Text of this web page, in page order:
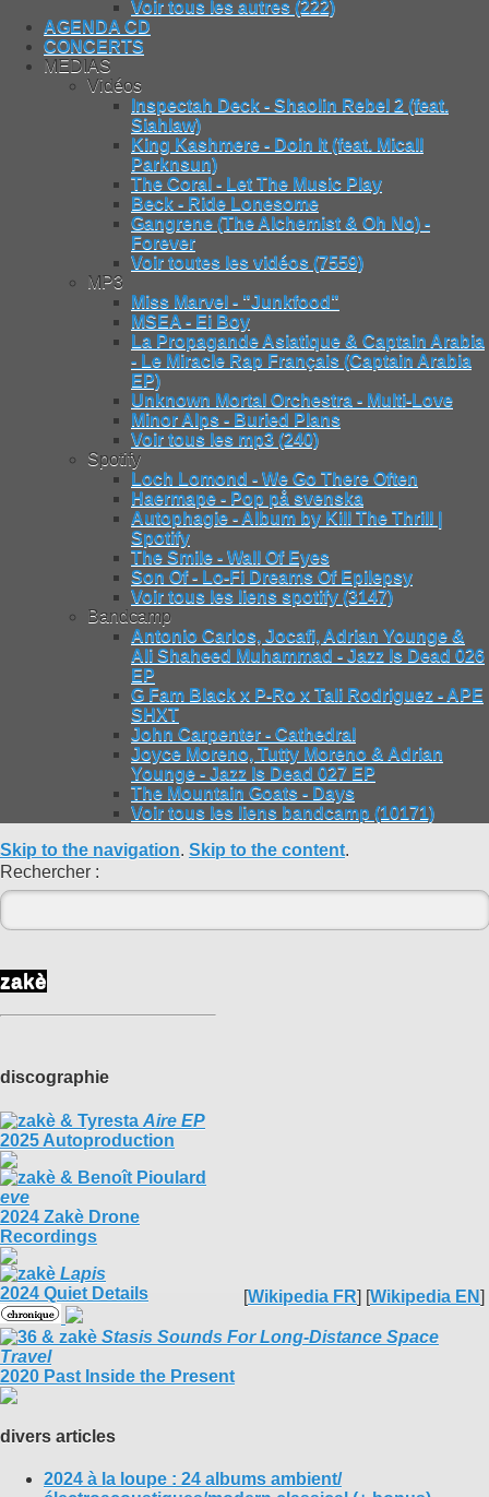
Voir tous les autres (222)
AGENDA CD
CONCERTS
MEDIAS
Vidéos
Inspectah Deck - Shaolin Rebel 2 (feat.
Siahlaw)
King Kashmere - Doin It (feat. Micall
Parknsun)
The Coral - Let The Music Play
Beck - Ride Lonesome
Gangrene (The Alchemist & Oh No) -
Forever
Voir toutes les vidéos (7559)
MP3
Miss Marvel - "Junkfood"
MSEA - Ei Boy
La Propagande Asiatique & Captain Arabia
- Le Miracle Rap Français (Captain Arabia
EP)
Unknown Mortal Orchestra - Multi-Love
Minor Alps - Buried Plans
Voir tous les mp3 (240)
Spotify
Loch Lomond - We Go There Often
Haermape - Pop på svenska
Autophagie - Album by Kill The Thrill |
Spotify
The Smile - Wall Of Eyes
Son Of - Lo-Fi Dreams Of Epilepsy
Voir tous les liens spotify (3147)
Bandcamp
Antonio Carlos, Jocafi, Adrian Younge &
Ali Shaheed Muhammad - Jazz Is Dead 026
EP
G Fam Black x P-Ro x Tali Rodriguez - APE
SHXT
John Carpenter - Cathedral
Joyce Moreno, Tutty Moreno & Adrian
Younge - Jazz Is Dead 027 EP
The Mountain Goats - Days
Voir tous les liens bandcamp (10171)
Skip to the navigation. Skip to the content.
Rechercher :
zakè
[Wikipedia FR] [Wikipedia EN]
discographie
Aire EP
2025 Autoproduction
eve
2024 Zakè Drone
Recordings
Lapis
2024 Quiet Details
Stasis Sounds For Long​-​Distance Space
Travel
2020 Past Inside the Present
divers articles
2024 à la loupe : 24 albums ambient/